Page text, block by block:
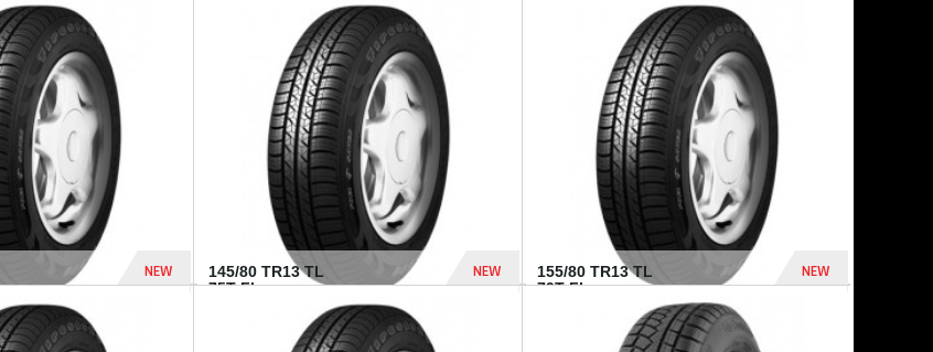
448 Dhs
NEW
145/80 TR13 TL
75T FI...
NEW
155/80 TR13 TL
79T FI...
NEW